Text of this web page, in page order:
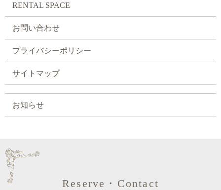
RENTAL SPACE
お問い合わせ
プライバシーポリシー
サイトマップ
お知らせ
Reserve・Contact